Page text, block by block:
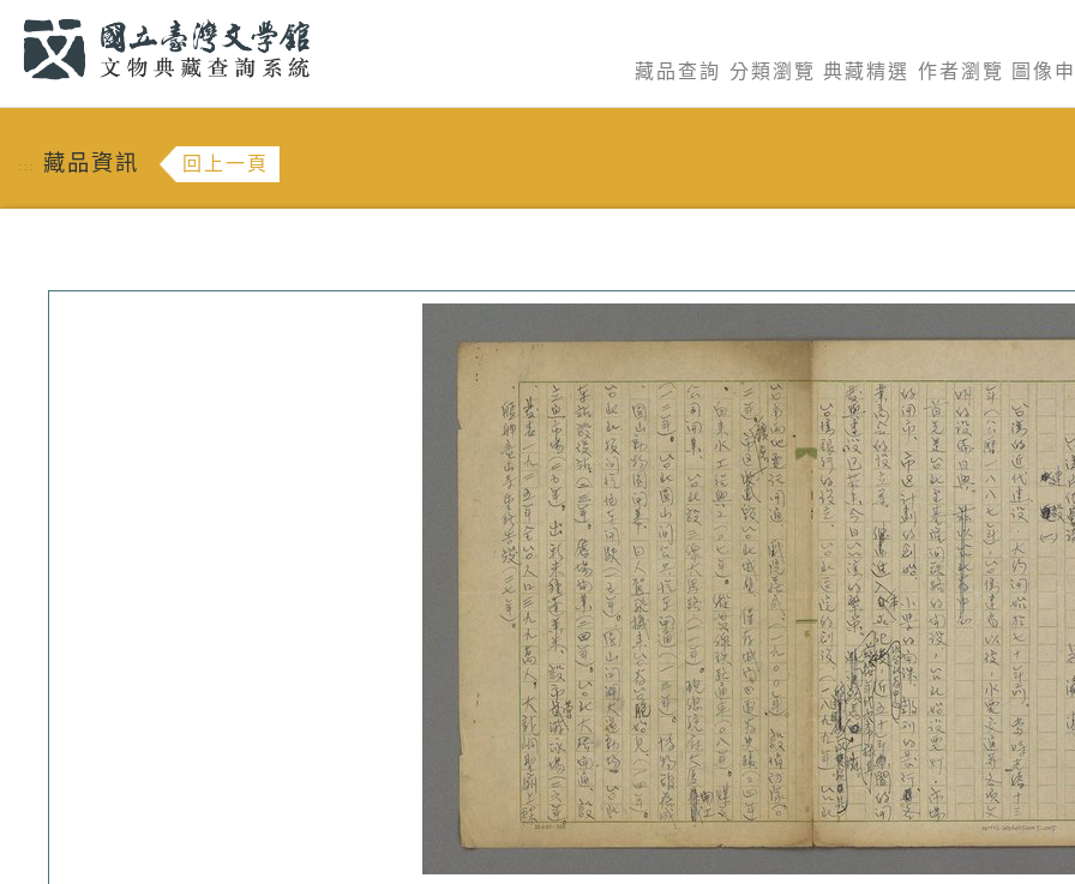
藏品查詢 分類瀏覽 典藏精選 作者瀏覽 圖像
::: 藏品資訊 回上一頁